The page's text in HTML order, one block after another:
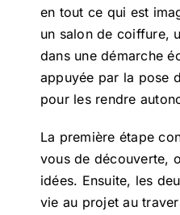
en tout ce qui est
un salon de coiffure,
dans une démarche
appuyée par la pose
pour les rendre
La première étape
vous de découverte,
idées. Ensuite, les
vie au projet au